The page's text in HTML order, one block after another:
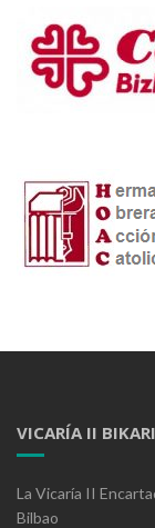
VICARÍA II
La Vicaría II
Bilbao